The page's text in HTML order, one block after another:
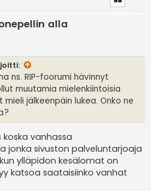
alla
ns. RIP-foorumi hävinnyt
muutamia mielenkiintoisia
jälkeenpäin lukea. Onko ne
vanhassa
jonka sivuston palveluntarjoaja
ylläpidon kesälomat on
katsoa saataisiinko vanhat